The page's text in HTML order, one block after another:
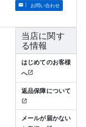
お問い合わせ
当店に関す
る情報
はじめてのお客様
へ
返品保障について
メールが届かない